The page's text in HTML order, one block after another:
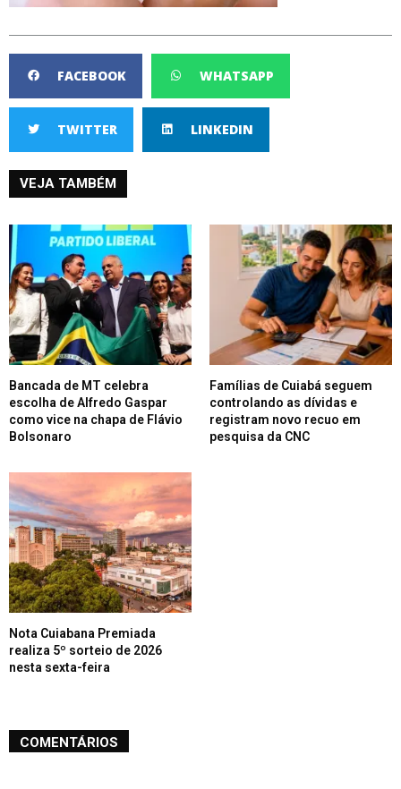
FACEBOOK WHATSAPP
TWITTER LINKEDIN
VEJA TAMBÉM
Bancada de MT celebra
escolha de Alfredo Gaspar
como vice na chapa de Flávio
Bolsonaro
Famílias de Cuiabá seguem
controlando as dívidas e
registram novo recuo em
pesquisa da CNC
Nota Cuiabana Premiada
realiza 5º sorteio de 2026
nesta sexta-feira
COMENTÁRIOS